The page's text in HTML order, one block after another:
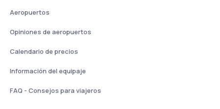
Aeropuertos
Opiniones de aeropuertos
Calendario de precios
Información del equipaje
FAQ - Consejos para viajeros